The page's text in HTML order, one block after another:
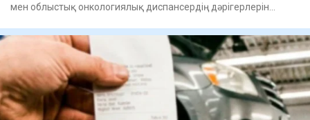
мен облыстық онкологиялық диспансердің дәрігерлерін